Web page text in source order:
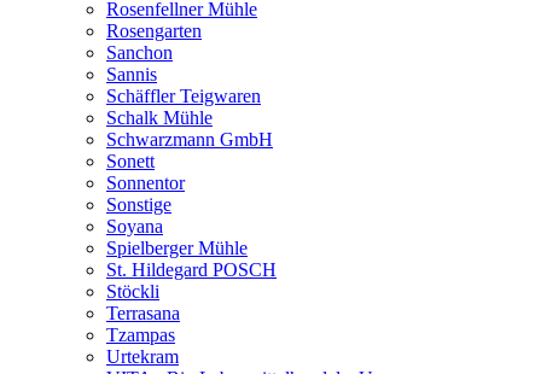
Rosenfellner Mühle
Rosengarten
Sanchon
Sannis
Schäffler Teigwaren
Schalk Mühle
Schwarzmann GmbH
Sonett
Sonnentor
Sonstige
Soyana
Spielberger Mühle
St. Hildegard POSCH
Stöckli
Terrasana
Tzampas
Urtekram